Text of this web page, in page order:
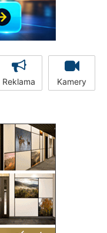
Reklama Kamery